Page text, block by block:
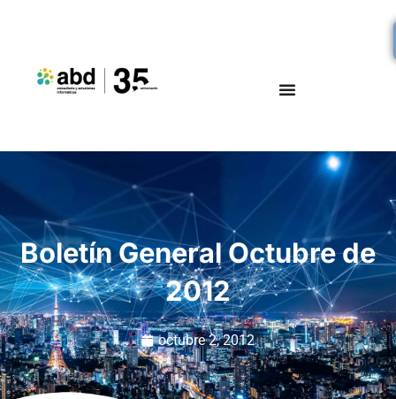
Boletín General Octubre de
2012
octubre 2, 2012